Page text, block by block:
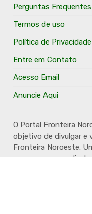
Perguntas Frequentes
Termos de uso
Política de Privacidade
Entre em Contato
Acesso Email
Anuncie Aqui
O Portal Fronteira
objetivo de divulgar e
Fronteira Noroeste.
um espaço para